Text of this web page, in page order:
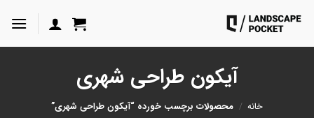
محتوا
بروید
آیکون طراحی شهری
خانه / محصولات برچسب خورده “آیکون طراحی شهری”